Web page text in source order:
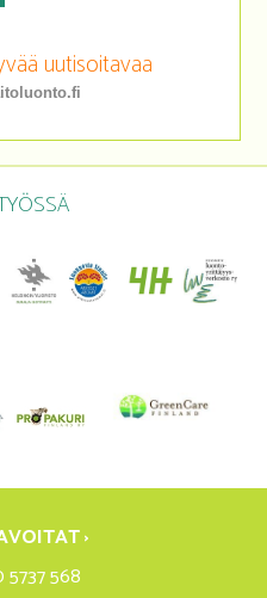
uutisoitavaa
›
568